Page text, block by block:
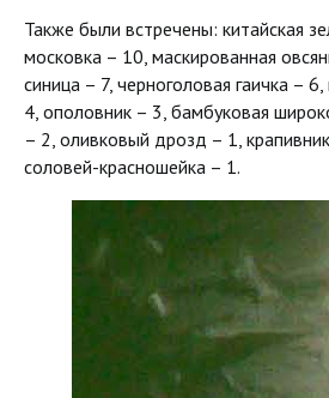
Также были встречены: китайская
московка – 10, маскированная
синица – 7, черноголовая гаичка –
4, ополовник – 3, бамбуковая
– 2, оливковый дрозд – 1,
соловей-красношейка – 1.